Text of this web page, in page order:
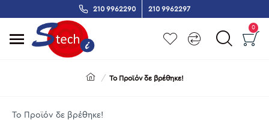
210 9962290 210 9962297
0
Το Προϊόν δε βρέθηκε!
Το Προϊόν δε βρέθηκε!